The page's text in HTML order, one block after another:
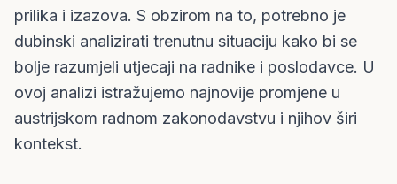
prilika i izazova. S obzirom na to, potrebno je
dubinski analizirati trenutnu situaciju kako bi se
bolje razumjeli utjecaji na radnike i poslodavce. U
ovoj analizi istražujemo najnovije promjene u
austrijskom radnom zakonodavstvu i njihov širi
kontekst.